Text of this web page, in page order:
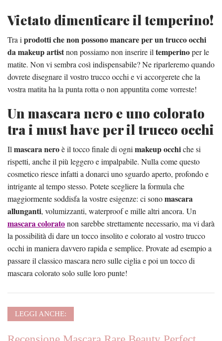
Vietato dimenticare il temperino!
Tra i prodotti che non possono mancare per un trucco occhi
da makeup artistnon possiamo non inserire il temperinoper le
matite. Non vi sembra così indispensabile? Ne riparleremo quando
dovrete disegnare il vostro trucco occhi e vi accorgerete che la
vostra matita ha la punta rotta o non appuntita come vorreste!
Un mascara nero e uno colorato
tra i must have per il trucco occhi
Il mascara neroè il tocco finale di ogni makeup occhiche si
rispetti, anche il più leggero e impalpabile. Nulla come questo
cosmetico riesce infatti a donarci uno sguardo aperto, profondo e
intrigante al tempo stesso. Potete scegliere la formula che
maggiormente soddisfa la vostre esigenze: ci sonomascara
allunganti, volumizzanti, waterproof e mille altri ancora. Un
mascara coloratonon sarebbe strettamente necessario, ma vi darà
la possibilità di dare un tocco insolito e colorato al vostro trucco
occhi in maniera davvero rapida e semplice. Provate ad esempio a
passare il classico mascara nero sulle ciglia e poi un tocco di
mascara colorato solo sulle loro punte!
LEGGI ANCHE: